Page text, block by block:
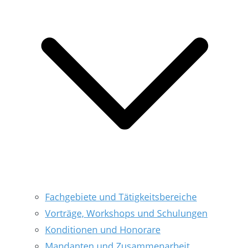
Fachgebiete und Tätigkeitsbereiche
Vorträge, Workshops und Schulungen
Konditionen und Honorare